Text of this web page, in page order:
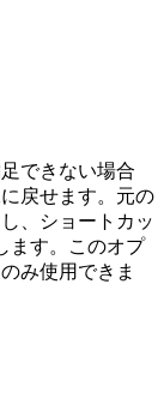
できない場合
戻せます。元の
、ショートカッ
ます。このオプ
み使用できま